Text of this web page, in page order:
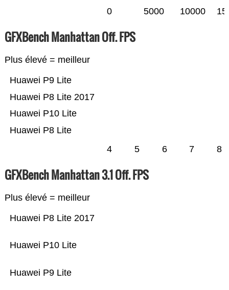
0 5000 10000
GFXBench Manhattan Off. FPS
Plus élevé = meilleur
Huawei P8 Lite
Huawei P10 Lite
Huawei P8 Lite 2017
Huawei P9 Lite
4 5 6 7 8
GFXBench Manhattan 3.1 Off. FPS
Plus élevé = meilleur
Huawei P9 Lite
Huawei P10 Lite
Huawei P8 Lite 2017